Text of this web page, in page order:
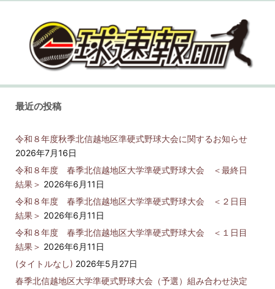
最近の投稿
令和８年度秋季北信越地区準硬式野球大会に関するお知らせ
2026年7月16日
令和８年度 春季北信越地区大学準硬式野球大会 ＜最終日
結果＞ 2026年6月11日
令和８年度 春季北信越地区大学準硬式野球大会 ＜２日目
結果＞ 2026年6月11日
令和８年度 春季北信越地区大学準硬式野球大会 ＜１日目
結果＞ 2026年6月11日
(タイトルなし) 2026年5月27日
春季北信越地区大学準硬式野球大会（予選）組み合わせ決定